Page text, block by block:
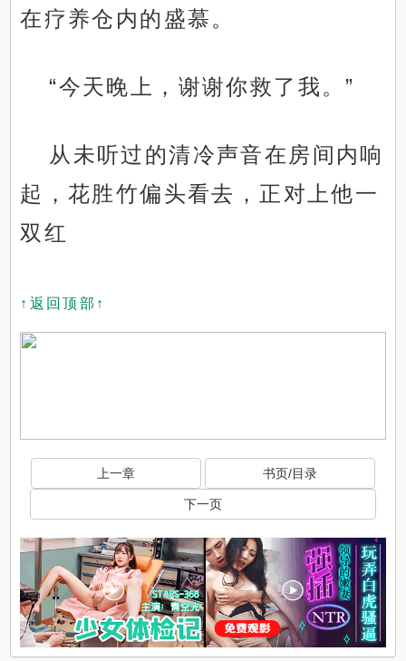
在疗养仓内的盛慕。
“今天晚上，谢谢你救了我。”
从未听过的清冷声音在房间内响
起，花胜竹偏头看去，正对上他一
双红
↑返回顶部↑
上一章 书页/目录
下一页